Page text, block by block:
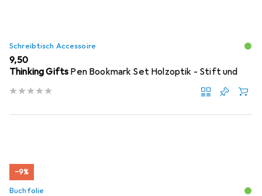
Schreibtisch Accessoire
EUR
9,50
Thinking Gifts Pen Bookmark Set Holzoptik - Stift und
−9%
Buchfolie